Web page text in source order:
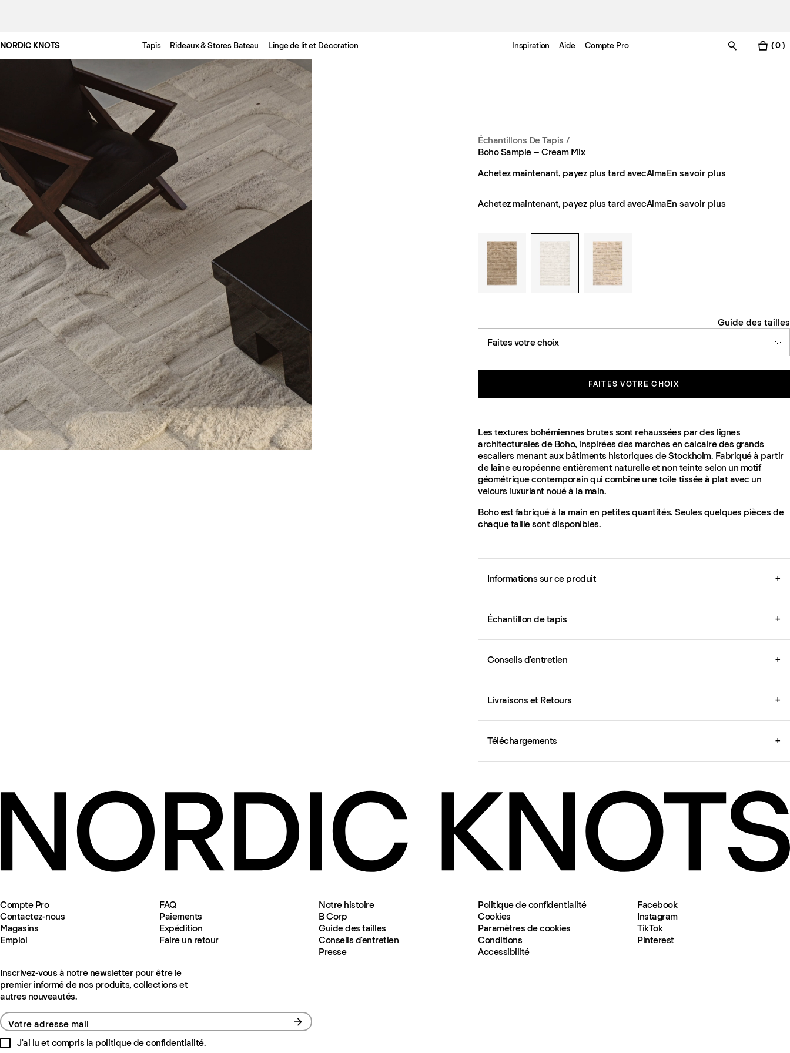
NORDIC KNOTS Tapis Rideaux & Stores Bateau Linge de lit et Décoration Inspiration Aide Compte Pro ( 0 )
Échantillons De Tapis /
Boho Sample – Cream Mix
Achetez maintenant, payez plus tard avecAlmaEn savoir plus
Achetez maintenant, payez plus tard avecAlmaEn savoir plus
Guide des tailles
Faites votre choix
FAITES VOTRE CHOIX
Les textures bohémiennes brutes sont rehaussées par des lignes
architecturales de Boho, inspirées des marches en calcaire des grands
escaliers menant aux bâtiments historiques de Stockholm. Fabriqué à partir
de laine européenne entièrement naturelle et non teinte selon un motif
géométrique contemporain qui combine une toile tissée à plat avec un
velours luxuriant noué à la main.
Boho est fabriqué à la main en petites quantités. Seules quelques pièces de
chaque taille sont disponibles.
Informations sur ce produit +
Échantillon de tapis +
Conseils d'entretien +
Livraisons et Retours +
Téléchargements +
Compte Pro
Contactez-nous
Magasins
Emploi
FAQ
Paiements
Expédition
Faire un retour
Notre histoire
B Corp
Guide des tailles
Conseils d'entretien
Presse
Politique de confidentialité
Cookies
Paramètres de cookies
Conditions
Accessibilité
Facebook
Instagram
TikTok
Pinterest
Inscrivez-vous à notre newsletter pour être le
premier informé de nos produits, collections et
autres nouveautés.
Votre adresse mail
J'ai lu et compris la politique de confidentialité.